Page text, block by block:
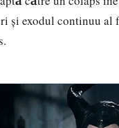
și exodul continuu al